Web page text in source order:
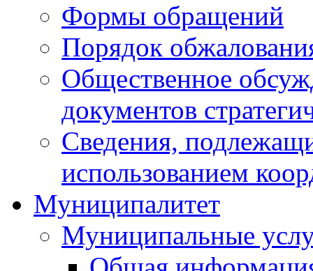
Формы обращений
Порядок
Общественное
документов
Сведения,
использованием
Муниципалитет
Муниципальные